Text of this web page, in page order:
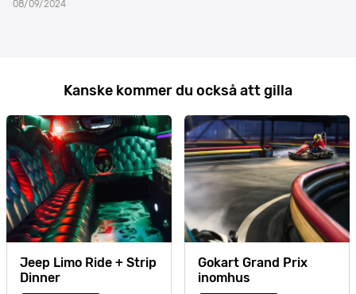
08/09/2024
Kanske kommer du också att gilla
Jeep Limo Ride + Strip
Dinner
Gokart Grand Prix
inomhus